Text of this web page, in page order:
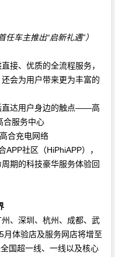
任车主推出“启新礼遇”）
接、优质的全流程服务，
会为用户带来更为丰富的
直达用户身边的触点——高
合服务中心
合充电网络
APP社区（HiPhiAPP），
期的科技豪华服务体验回
、深圳、杭州、成都、武
5月体验店及服务网店将增至
国超一线、一线以及核心